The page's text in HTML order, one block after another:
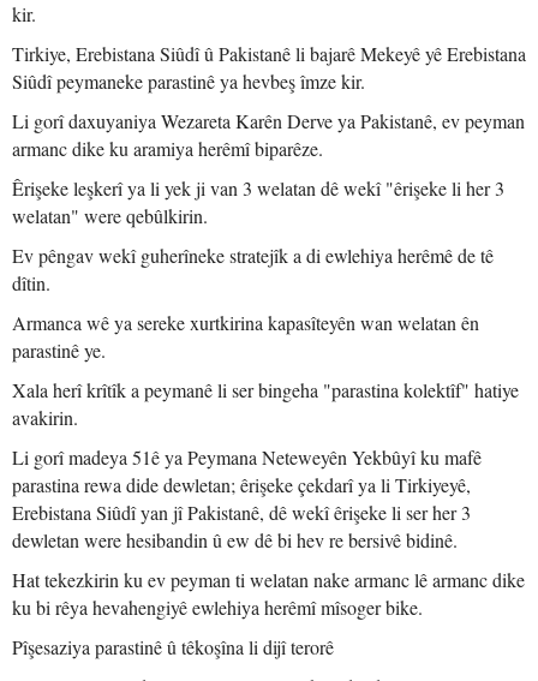
kir.
Tirkiye, Erebistana Siûdî û Pakistanê li bajarê Mekeyê yê Erebistana
Siûdî peymaneke parastinê ya hevbeş îmze kir.
Li gorî daxuyaniya Wezareta Karên Derve ya Pakistanê, ev peyman
armanc dike ku aramiya herêmî biparêze.
Êrişeke leşkerî ya li yek ji van 3 welatan dê wekî "êrişeke li her 3
welatan" were qebûlkirin.
Ev pêngav wekî guherîneke stratejîk a di ewlehiya herêmê de tê
dîtin.
Armanca wê ya sereke xurtkirina kapasîteyên wan welatan ên
parastinê ye.
Xala herî krîtîk a peymanê li ser bingeha "parastina kolektîf" hatiye
avakirin.
Li gorî madeya 51ê ya Peymana Neteweyên Yekbûyî ku mafê
parastina rewa dide dewletan; êrişeke çekdarî ya li Tirkiyeyê,
Erebistana Siûdî yan jî Pakistanê, dê wekî êrişeke li ser her 3
dewletan were hesibandin û ew dê bi hev re bersivê bidinê.
Hat tekezkirin ku ev peyman ti welatan nake armanc lê armanc dike
ku bi rêya hevahengiyê ewlehiya herêmî mîsoger bike.
Pîşesaziya parastinê û têkoşîna li dijî terorê